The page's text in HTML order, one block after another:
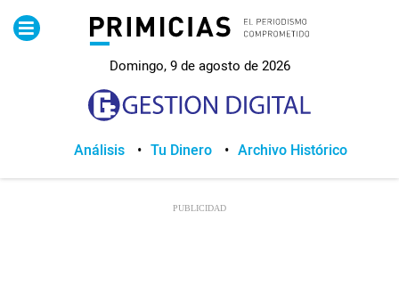
Domingo, 9 de agosto de 2026
Lo Último
Política
Análisis Tu Dinero Archivo Histórico